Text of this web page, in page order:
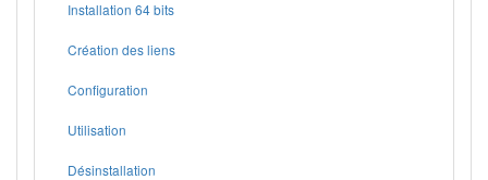
Installation 64 bits
Création des liens
Configuration
Utilisation
Désinstallation